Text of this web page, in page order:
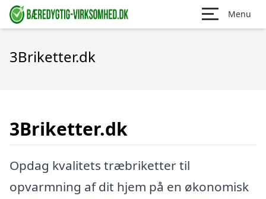
Menu
3Briketter.dk
3Briketter.dk
Opdag kvalitets træbriketter til
opvarmning af dit hjem på en økonomisk